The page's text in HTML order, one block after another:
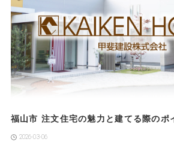
福山市 注文住宅の魅力と建てる際のポ
2026-03-06